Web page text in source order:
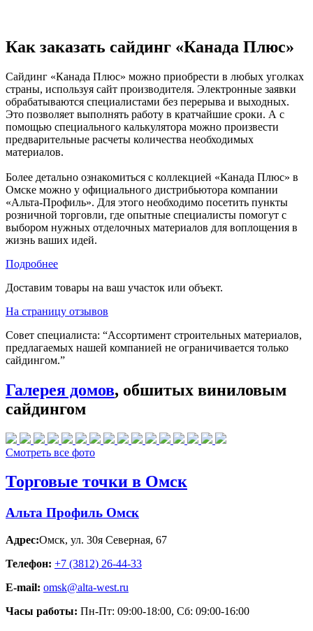
Как заказать сайдинг «Канада Плюс»
Сайдинг «Канада Плюс» можно приобрести в любых уголках
страны, используя сайт производителя. Электронные заявки
обрабатываются специалистами без перерыва и выходных.
Это позволяет выполнять работу в кратчайшие сроки. А с
помощью специального калькулятора можно произвести
предварительные расчеты количества необходимых
материалов.
Более детально ознакомиться с коллекцией «Канада Плюс» в
Омске можно у официального дистрибьютора компании
«Альта-Профиль». Для этого необходимо посетить пункты
розничной торговли, где опытные специалисты помогут с
выбором нужных отделочных материалов для воплощения в
жизнь ваших идей.
Подробнее
Доставим товары на ваш участок или объект.
На страницу отзывов
Совет специалиста: “Ассортимент строительных материалов,
предлагаемых нашей компанией не ограничивается только
сайдингом.”
Галерея домов, обшитых виниловым
сайдингом
Смотреть все фото
Торговые точки в Омск
Альта Профиль Омск
Адрес:Омск, ул. 30я Северная, 67
Телефон: +7 (3812) 26‑44-33
E-mail: omsk@alta-west.ru
Часы работы: Пн-Пт: 09:00-18:00, Сб: 09:00-16:00